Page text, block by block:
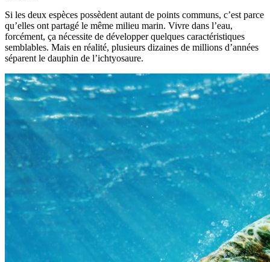
Si les deux espèces possèdent autant de points communs, c’est parce
qu’elles ont partagé le même milieu marin. Vivre dans l’eau,
forcément, ça nécessite de développer quelques caractéristiques
semblables. Mais en réalité, plusieurs dizaines de millions d’années
séparent le dauphin de l’ichtyosaure.